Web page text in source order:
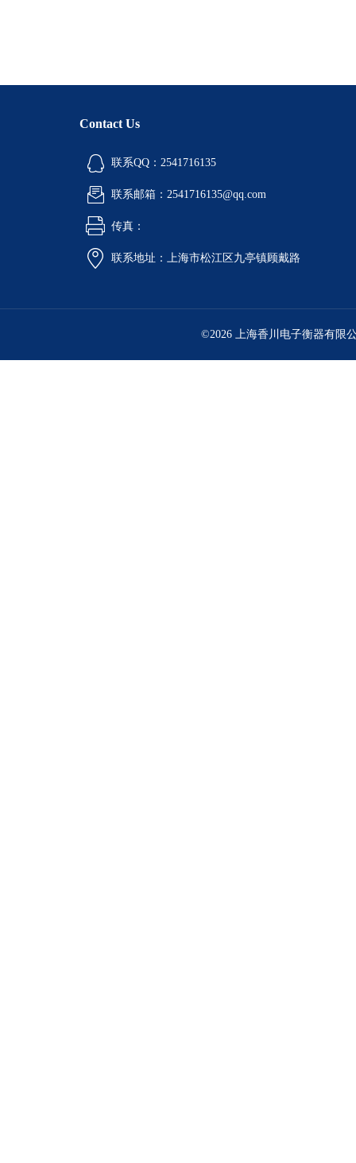
Contact Us
联系QQ：2541716135
联系邮箱：2541716135@qq.com
传真：
联系地址：上海市松江区九亭镇顾戴路
©2026 上海香川电子衡器有限